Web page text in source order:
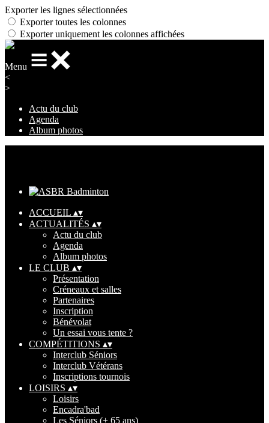
Exporter les lignes sélectionnées
Exporter toutes les colonnes
Exporter uniquement les colonnes affichées
Menu
<
>
Actu du club
Agenda
Album photos
ACCUEIL ▴▾
ACTUALITÉS ▴▾
Actu du club
Agenda
Album photos
LE CLUB ▴▾
Présentation
Créneaux et salles
Partenaires
Inscription
Bénévolat
Un essai vous tente ?
COMPÉTITIONS ▴▾
Interclub Séniors
Interclub Vétérans
Inscriptions tournois
LOISIRS ▴▾
Loisirs
Encadra'bad
Les Séniors (+ 65 ans)